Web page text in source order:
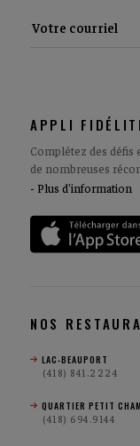
APPLI
Complétez des
de nombreuses
Plus d'information
NOS
LAC-BEAUPORT
(418) 841.2224
QUARTIER PETIT
(418) 694.9144